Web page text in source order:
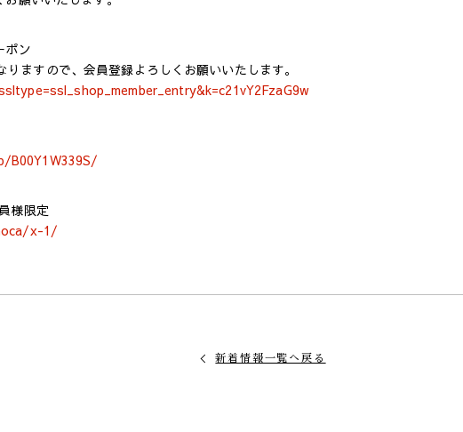
ポン
ますので、会員登録よろしくお願いいたします。
様限定
x-1/
新着情報一覧へ戻る